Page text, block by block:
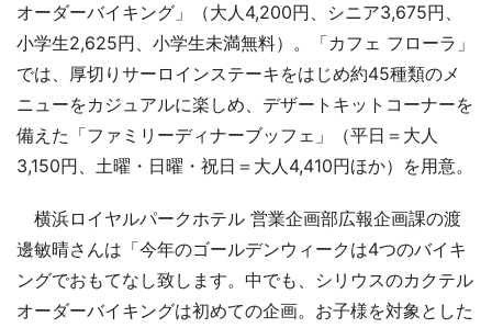
オーダーバイキング」（大人4,200円、シニア3,675円、
小学生2,625円、小学生未満無料）。「カフェ フローラ」
では、厚切りサーロインステーキをはじめ約45種類のメ
ニューをカジュアルに楽しめ、デザートキットコーナーを
備えた「ファミリーディナーブッフェ」（平日＝大人
3,150円、土曜・日曜・祝日＝大人4,410円ほか）を用意。
横浜ロイヤルパークホテル 営業企画部広報企画課の渡
邊敏晴さんは「今年のゴールデンウィークは4つのバイキ
ングでおもてなし致します。中でも、シリウスのカクテル
オーダーバイキングは初めての企画。お子様を対象とした